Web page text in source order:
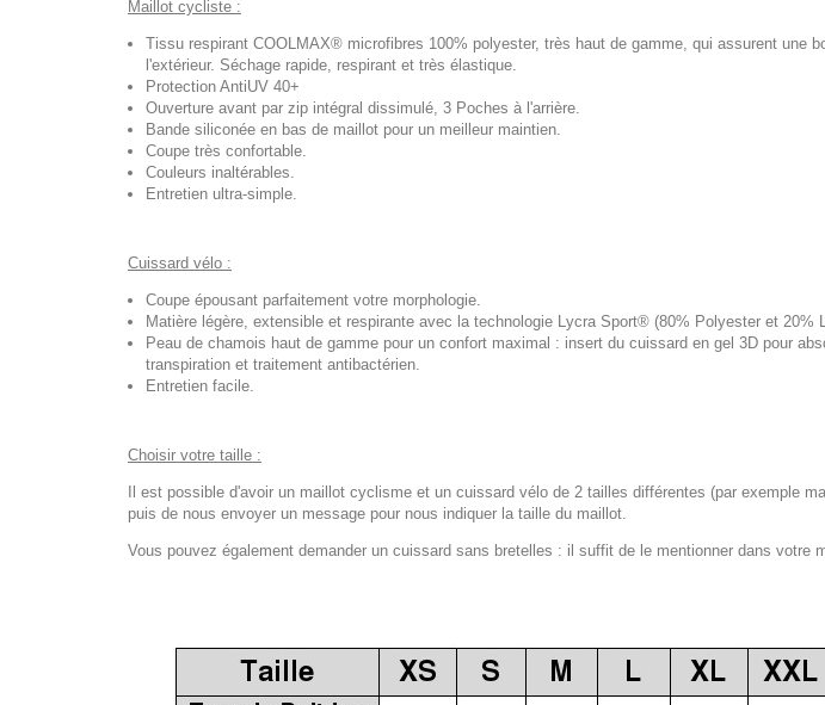
Maillot cycliste :
Tissu respirant COOLMAX® microfibres 100% polyester, très haut de gamme, qui assurent une
l'extérieur. Séchage rapide, respirant et très élastique.
Protection AntiUV 40+
Ouverture avant par zip intégral dissimulé, 3 Poches à l'arrière.
Bande siliconée en bas de maillot pour un meilleur maintien.
Coupe très confortable.
Couleurs inaltérables.
Entretien ultra-simple.
Cuissard vélo :
Coupe épousant parfaitement votre morphologie.
Matière légère, extensible et respirante avec la technologie Lycra Sport® (80% Polyester et 20%
Peau de chamois haut de gamme pour un confort maximal : insert du cuissard en gel 3D pour
transpiration et traitement antibactérien.
Entretien facile.
Choisir votre taille :
Il est possible d'avoir un maillot cyclisme et un cuissard vélo de 2 tailles différentes (par exemple
puis de nous envoyer un message pour nous indiquer la taille du maillot.
Vous pouvez également demander un cuissard sans bretelles : il suffit de le mentionner dans